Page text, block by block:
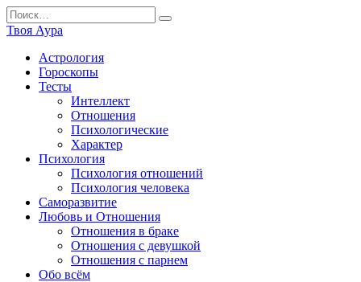
Перейти
к
содержанию
Search
for:
Твоя Аура
Астрология
Гороскопы
Тесты
Интеллект
Отношения
Психологические
Характер
Психология
Психология отношений
Психология человека
Саморазвитие
Любовь и Отношения
Отношения в браке
Отношения с девушкой
Отношения с парнем
Обо всём